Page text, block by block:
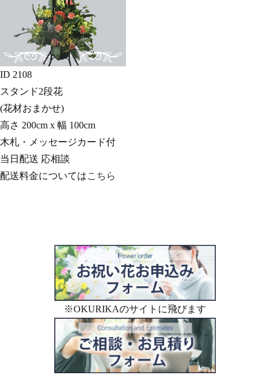
ID 2108
スタンド2段花
(花材おまかせ)
高さ 200cm x 幅 100cm
木札・メッセージカード付
当日配送 応相談
配送料金についてはこちら
※OKURIKAのサイトに飛びます